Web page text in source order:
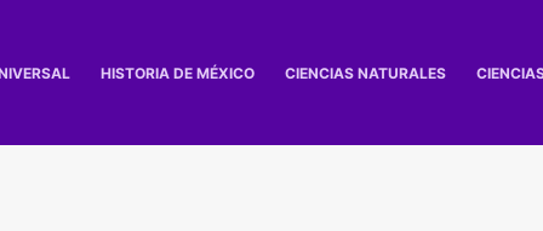
HISTORIA DE MÉXICO CIENCIAS NATURALES